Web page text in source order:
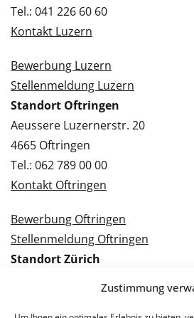
Zustimmung
Tel.: 041 226 60 60
Kontakt Luzern
Bewerbung Luzern
Stellenmeldung Luzern
Standort Oftringen
Aeussere Luzernerstr. 20
4665 Oftringen
Tel.: 062 789 00 00
Kontakt Oftringen
Bewerbung Oftringen
Stellenmeldung Oftringen
Standort Zürich